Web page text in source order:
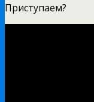
Приступаем?